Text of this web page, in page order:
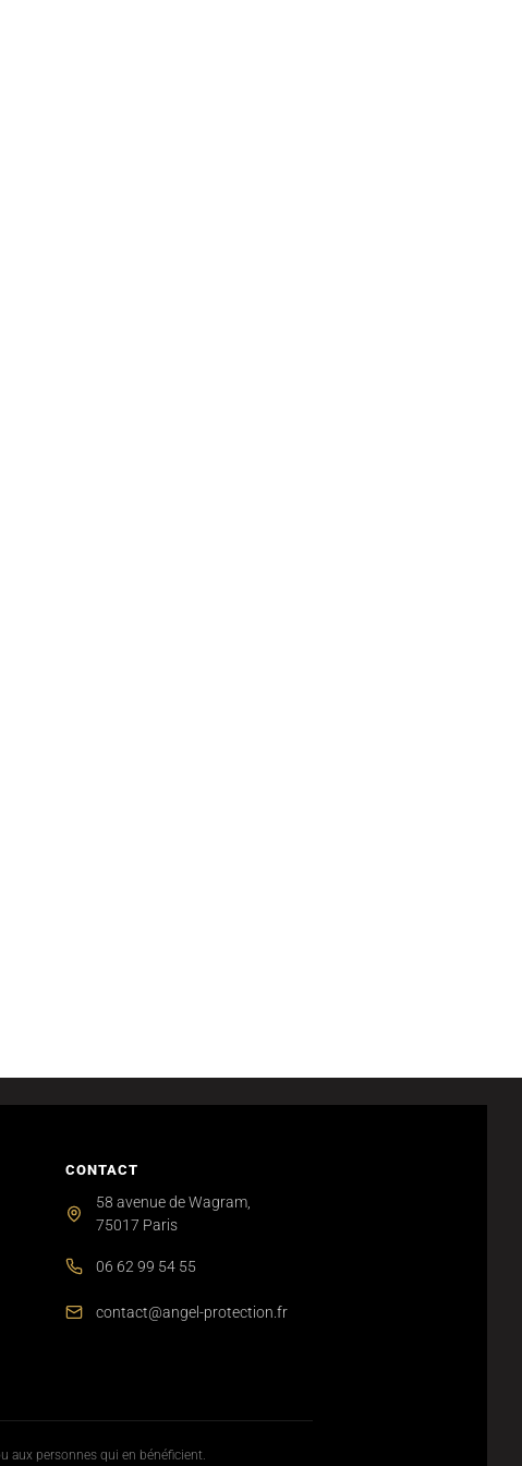
CONTACT
58 avenue de Wagram,
75017 Paris
06 62 99 54 55
contact@angel-protection.fr
aux personnes qui en bénéficient.